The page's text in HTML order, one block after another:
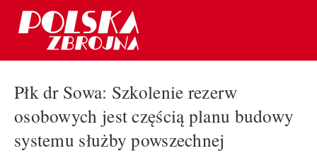
Płk dr Sowa: Szkolenie rezerw
osobowych jest częścią planu budowy
systemu służby powszechnej